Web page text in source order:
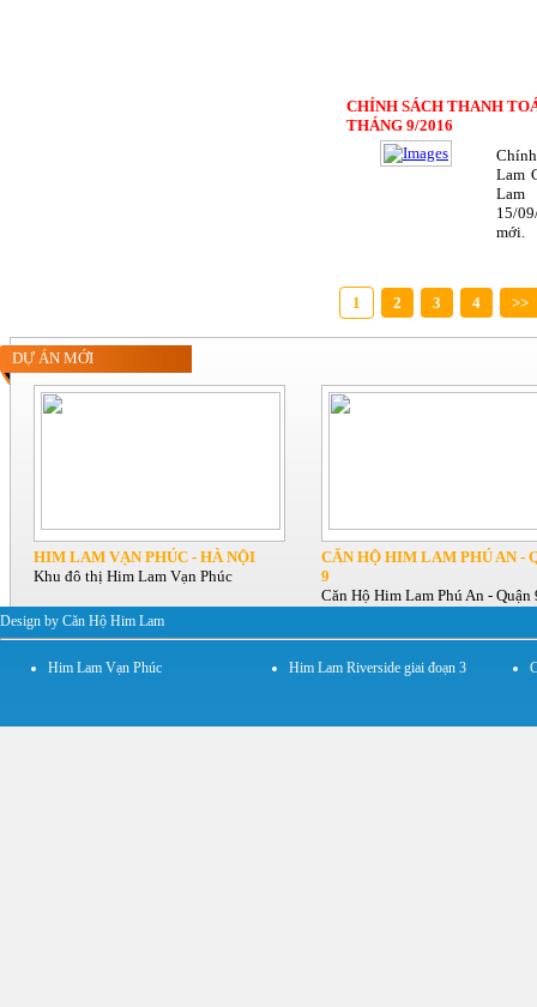
CHÍNH SÁCH THANH
THÁNG 9/2016
Lam
15/
mới.
1 2 3 4 >>
DỰ ÁN MỚI
HIM LAM VẠN PHÚC - HÀ NỘI
Khu đô thị Him Lam Vạn Phúc
CĂN HỘ HIM LAM PHÚ AN -
9
Căn Hộ Him Lam Phú An - Quận
Design by Căn Hộ Him Lam
Him Lam Vạn Phúc Him Lam Riverside giai đoạn 3